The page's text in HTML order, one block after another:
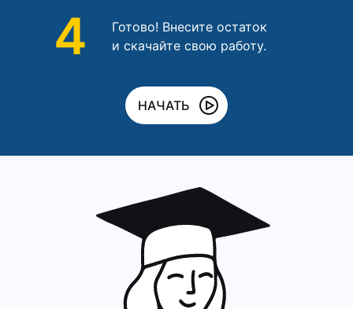
4
Готово! Внесите остаток
и скачайте свою работу.
НАЧАТЬ